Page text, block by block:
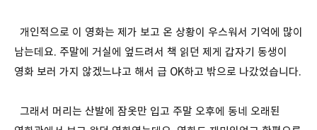
개인적으로 이 영화는 제가 보고 온 상황이 우스워서 기억에 많이
남는데요. 주말에 거실에 엎드려서 책 읽던 제게 갑자기 동생이
영화 보러 가지 않겠느냐고 해서 급 OK하고 밖으로 나갔었습니다.
그래서 머리는 산발에 잠옷만 입고 주말 오후에 동네 오래된